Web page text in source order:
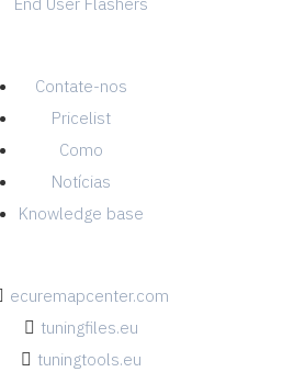
Contate-nos
Pricelist
Como
Notícias
Knowledge base
ecuremapcenter.com
tuningfiles.eu
tuningtools.eu